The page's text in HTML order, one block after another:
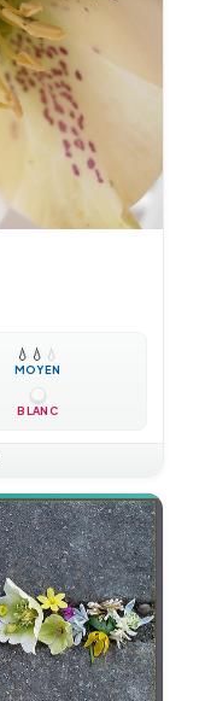
💧 💧 💧
MOYEN
BLANC